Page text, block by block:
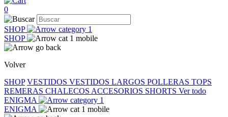
0
SHOP
SHOP
Volver
SHOP VESTIDOS VESTIDOS LARGOS POLLERAS TOPS
REMERAS CHALECOS ACCESORIOS SHORTS Ver todo
ENIGMA
ENIGMA